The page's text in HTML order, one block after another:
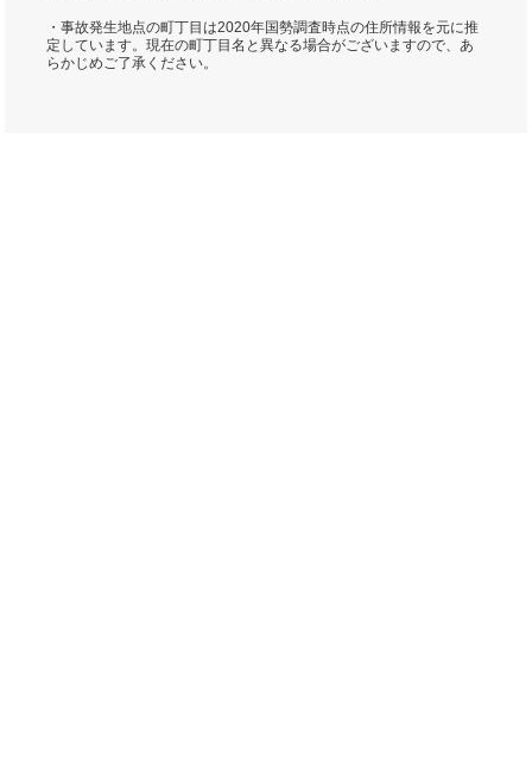
・事故発生地点の町丁目は2020年国勢調査時点の住所情報を元に推
定しています。現在の町丁目名と異なる場合がございますので、あ
らかじめご了承ください。